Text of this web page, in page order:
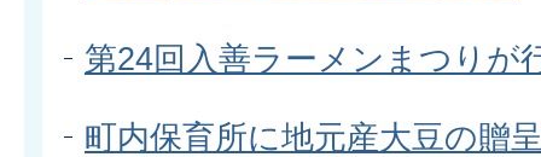
第24回入善ラーメンまつりが
町内保育所に地元産大豆の贈